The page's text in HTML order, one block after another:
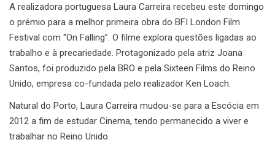
A realizadora portuguesa Laura Carreira recebeu este domingo
o prémio para a melhor primeira obra do BFI London Film
Festival com “On Falling”. O filme explora questões ligadas ao
trabalho e à precariedade. Protagonizado pela atriz Joana
Santos, foi produzido pela BRO e pela Sixteen Films do Reino
Unido, empresa co-fundada pelo realizador Ken Loach.
Natural do Porto, Laura Carreira mudou-se para a Escócia em
2012 a fim de estudar Cinema, tendo permanecido a viver e
trabalhar no Reino Unido.